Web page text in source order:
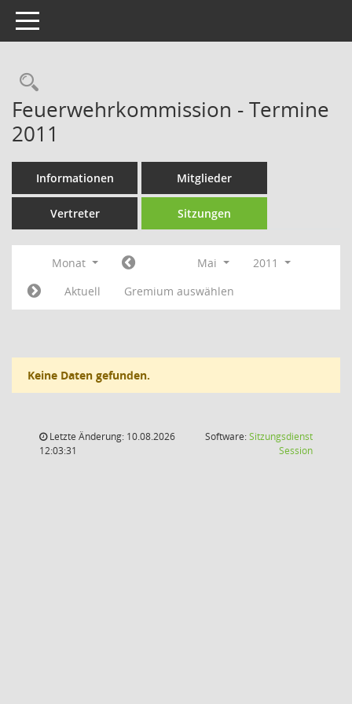
Toggle navigation
Rechercheauswahl
Feuerwehrkommission - Termine
2011
Informationen Mitglieder
Vertreter Sitzungen
Monat Mai
2011
Aktuell
Gremium auswählen
Keine Daten gefunden.
Letzte Änderung: 10.08.2026
12:03:31
Software:Sitzungsdienst
Session(Wird in